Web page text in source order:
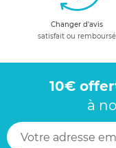
Changer d'avis
satisfait ou remboursé
10€
à